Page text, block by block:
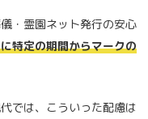
・霊園ネット発行の安心
特定の期間からマークの
では、こういった配慮は